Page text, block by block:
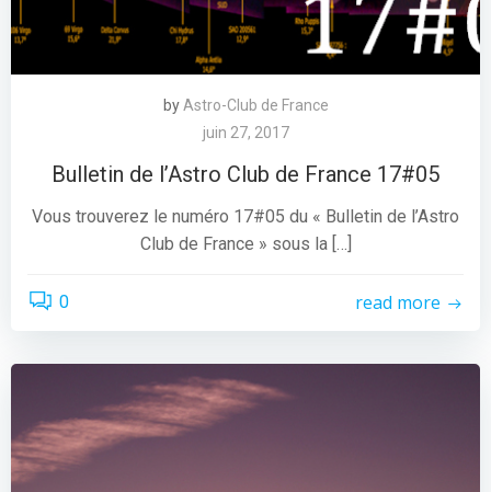
by Astro-Club de France
juin 27, 2017
Bulletin de l’Astro Club de France 17#05
Vous trouverez le numéro 17#05 du « Bulletin de l’Astro
Club de France » sous la […]
0 read more